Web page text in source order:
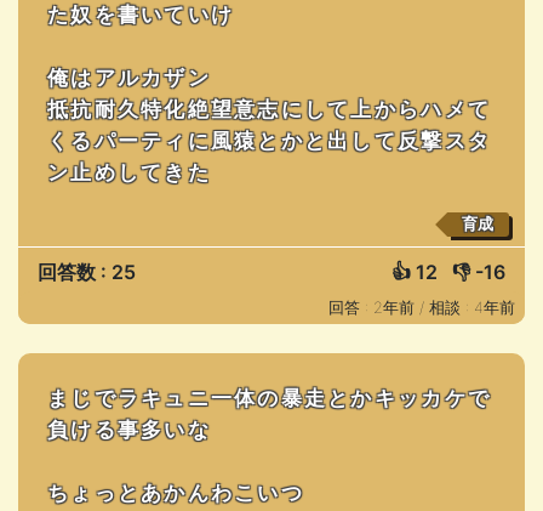
た奴を書いていけ
俺はアルカザン
抵抗耐久特化絶望意志にして上からハメて
くるパーティに風猿とかと出して反撃スタ
ン止めしてきた
育成
回答数 : 25 👍 12 👎 -16
回答 : 2年前 / 相談 : 4年前
まじでラキュニ一体の暴走とかキッカケで
負ける事多いな
ちょっとあかんわこいつ